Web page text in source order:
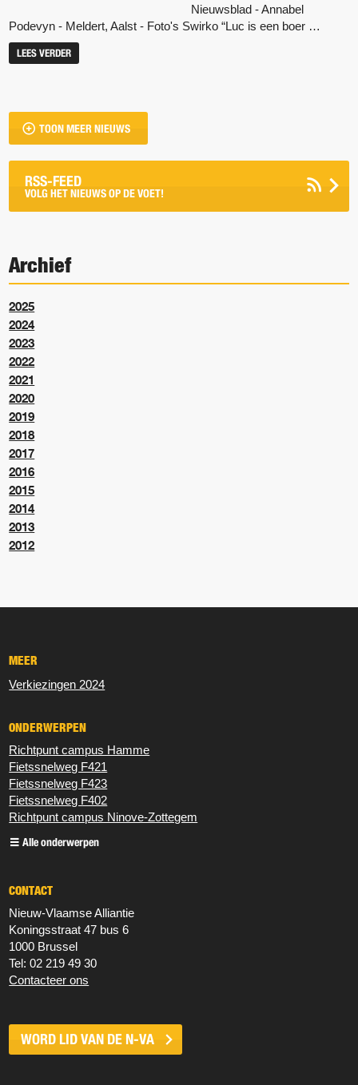
Nieuwsblad - Annabel
Podevyn - Meldert, Aalst - Foto's Swirko “Luc is een boer …
LEES VERDER
TOON MEER NIEUWS
RSS-FEED
VOLG HET NIEUWS OP DE VOET!
Archief
2025
2024
2023
2022
2021
2020
2019
2018
2017
2016
2015
2014
2013
2012
MEER
Verkiezingen 2024
ONDERWERPEN
Richtpunt campus Hamme
Fietssnelweg F421
Fietssnelweg F423
Fietssnelweg F402
Richtpunt campus Ninove-Zottegem
Alle onderwerpen
CONTACT
Nieuw‐Vlaamse Alliantie
Koningsstraat 47 bus 6
1000 Brussel
Tel: 02 219 49 30
Contacteer ons
WORD LID VAN DE N-VA